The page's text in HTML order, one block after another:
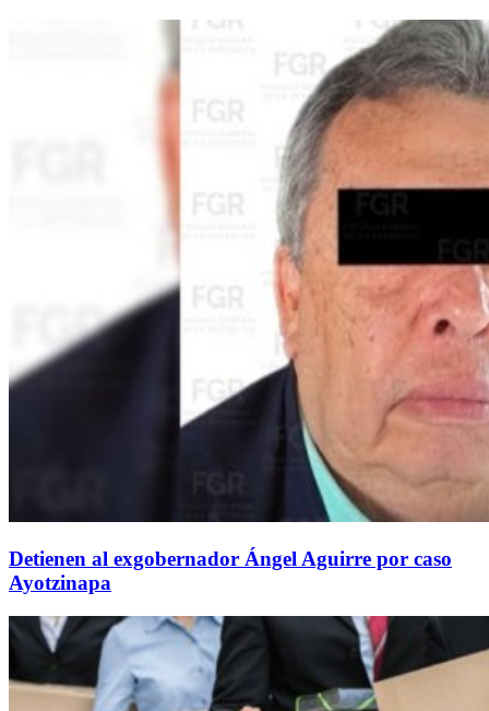
Detienen al exgobernador Ángel Aguirre por caso
Ayotzinapa